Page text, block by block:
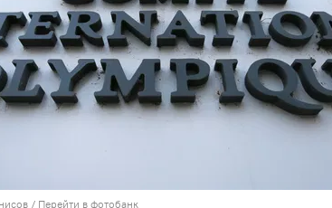
/ Перейти в фотобанк